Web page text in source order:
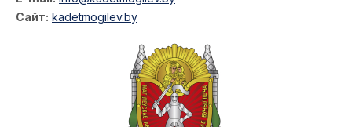
Сайт: kadetmogilev.by